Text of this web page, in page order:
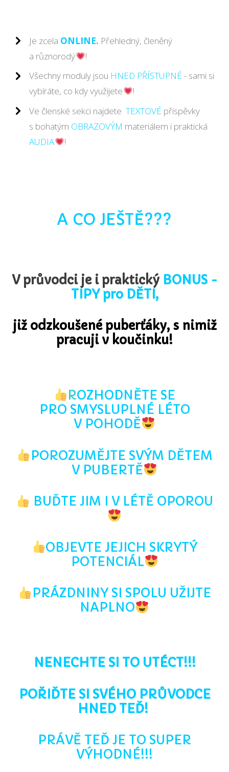
Je zcela ONLINE. Přehledný, členěný
a různorodý
!
Všechny moduly jsou HNED PŘÍSTUPNÉ - sami si
vybíráte, co kdy využijete
!
Ve členské sekci najdete TEXTOVÉ příspěvky
s bohatým OBRAZOVÝM materiálem i praktická
AUDIA
!
A CO JEŠTĚ???
V průvodci je i praktický BONUS -
TIPY pro DĚTI,
již odzkoušené puberťáky, s nimiž
pracuji v koučinku!
ROZHODNĚTE SE
PRO SMYSLUPLNÉ LÉTO
V POHODĚ
POROZUMĚJTE SVÝM DĚTEM
V PUBERTĚ
BUĎTE JIM I V LÉTĚ OPOROU
OBJEVTE JEJICH SKRYTÝ
POTENCIÁL
PRÁZDNINY SI SPOLU UŽIJTE
NAPLNO
NENECHTE SI TO UTÉCT!!!
POŘIĎTE SI SVÉHO PRŮVODCE
HNED TEĎ!
PRÁVĚ TEĎ JE TO SUPER
VÝHODNÉ!!!